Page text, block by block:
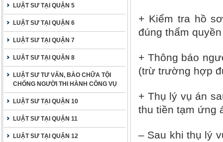
LUẬT SƯ TẠI QUẬN 5
LUẬT SƯ TẠI QUẬN 6
LUẬT SƯ TẠI QUẬN 7
LUẬT SƯ TẠI QUẬN 8
LUẬT SƯ TƯ VẤN, BÀO CHỮA TỘI
CHỐNG NGƯỜI THI HÀNH CÔNG VỤ
LUẬT SƯ TẠI QUẬN 10
LUẬT SƯ TẠI QUẬN 11
LUẬT SƯ TẠI QUẬN 12
+ Kiểm tra hồ
đúng thẩm
+ Thông báo
(trừ trường hợp
+ Thụ lý vụ án
thu tiền tạm ứng
– Sau khi thụ lý